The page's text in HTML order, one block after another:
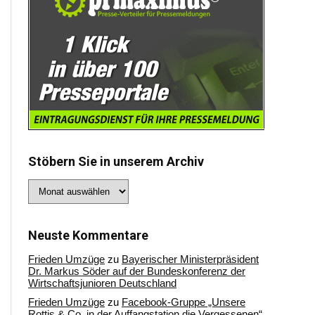
Stöbern Sie in unserem Archiv
Sie
Archiv
Neuste Kommentare
Frieden Umzüge zu Bayerischer Ministerpräsident
Dr. Markus Söder auf der Bundeskonferenz der
Wirtschaftsjunioren Deutschland
Frieden Umzüge zu Facebook-Gruppe „Unsere